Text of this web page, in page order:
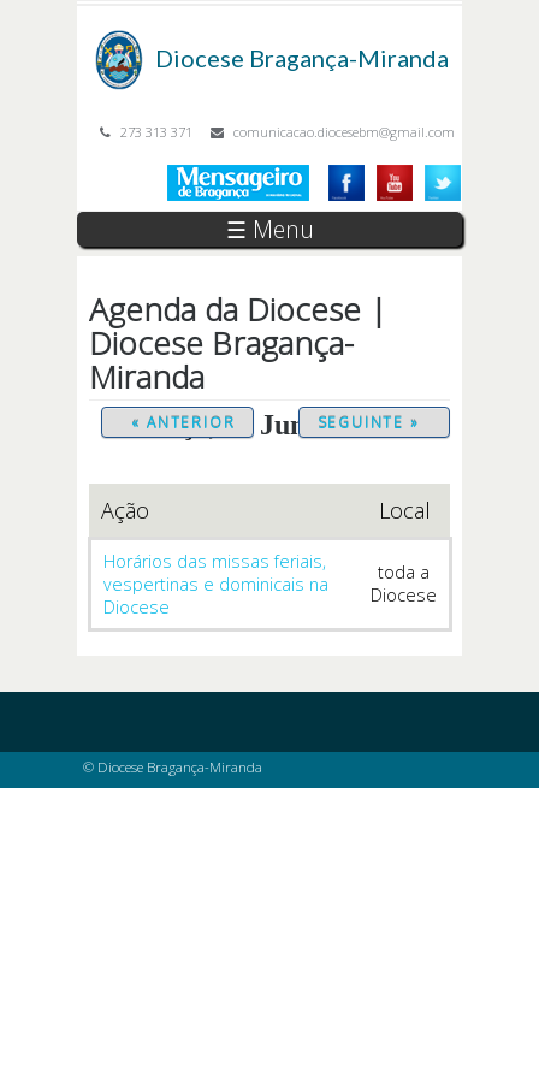
Diocese Bragança-Miranda
273 313 371 comunicacao.diocesebm@gmail.com
☰ Menu
Agenda da Diocese |
Diocese Bragança-
Miranda
Terça, 30 Junho 2026
« ANTERIOR SEGUINTE »
Ação Local
Horários das missas feriais,
vespertinas e dominicais na
Diocese
toda a
Diocese
© Diocese Bragança-Miranda